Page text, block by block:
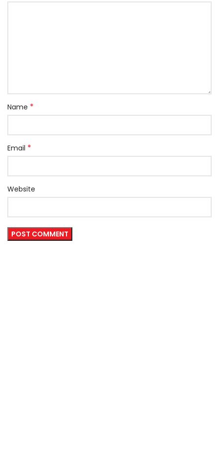
Name *
Email *
Website